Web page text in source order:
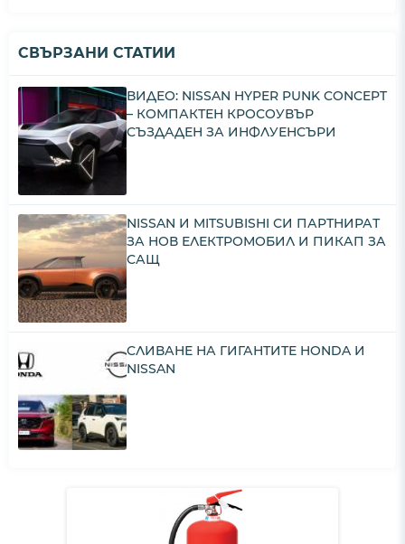
СВЪРЗАНИ СТАТИИ
ВИДЕО: NISSAN HYPER PUNK CONCEPT
– КОМПАКТЕН КРОСОУВЪР
СЪЗДАДЕН ЗА ИНФЛУЕНСЪРИ
NISSAN И MITSUBISHI СИ ПАРТНИРАТ
ЗА НОВ ЕЛЕКТРОМОБИЛ И ПИКАП ЗА
САЩ
СЛИВАНЕ НА ГИГАНТИТЕ HONDA И
NISSAN